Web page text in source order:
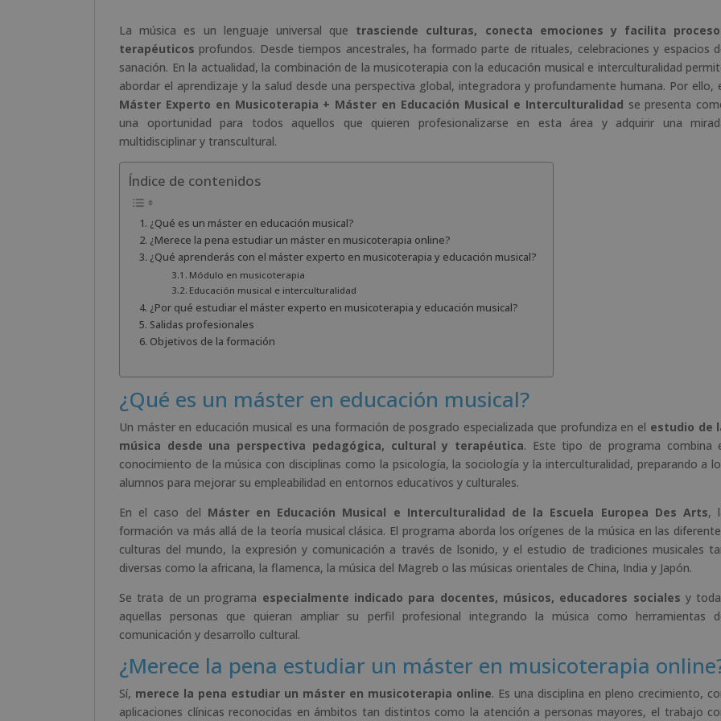
t
i
v
e
:
La música es un lenguaje universal que trasciende culturas, conecta emociones y facilita
terapéuticos profundos. Desde tiempos ancestrales, ha formado parte de rituales, celebraciones y espacios
sanación. En la actualidad, la combinación de la musicoterapia con la educación musical e interculturalidad
abordar el aprendizaje y la salud desde una perspectiva global, integradora y profundamente humana. Por ello,
Máster Experto en Musicoterapia + Máster en Educación Musical e Interculturalidad se presenta
una oportunidad para todos aquellos que quieren profesionalizarse en esta área y adquirir una
multidisciplinar y transcultural.
Índice de contenidos
¿Qué es un máster en educación musical?
¿Merece la pena estudiar un máster en musicoterapia online?
¿Qué aprenderás con el máster experto en musicoterapia y educación musical?
Módulo en musicoterapia
Educación musical e interculturalidad
¿Por qué estudiar el máster experto en musicoterapia y educación musical?
Salidas profesionales
Objetivos de la formación
¿Qué es un máster en educación musical?
Un máster en educación musical es una formación de posgrado especializada que profundiza en el estudio de
música desde una perspectiva pedagógica, cultural y terapéutica. Este tipo de programa combina
conocimiento de la música con disciplinas como la psicología, la sociología y la interculturalidad, preparando a
alumnos para mejorar su empleabilidad en entornos educativos y culturales.
En el caso del Máster en Educación Musical e Interculturalidad de la Escuela Europea Des Arts,
formación va más allá de la teoría musical clásica. El programa aborda los orígenes de la música en las
culturas del mundo, la expresión y comunicación a través de lsonido, y el estudio de tradiciones musicales
diversas como la africana, la flamenca, la música del Magreb o las músicas orientales de China, India y Japón.
Se trata de un programa especialmente indicado para docentes, músicos, educadores sociales y
aquellas personas que quieran ampliar su perfil profesional integrando la música como herramientas
comunicación y desarrollo cultural.
¿Merece la pena estudiar un máster en musicoterapia
Sí, merece la pena estudiar un máster en musicoterapia online. Es una disciplina en pleno crecimiento,
aplicaciones clínicas reconocidas en ámbitos tan distintos como la atención a personas mayores, el trabajo